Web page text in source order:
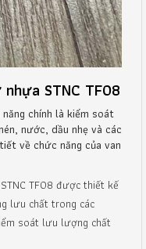
STNC TF08
chính là kiểm soát
nước, dầu nhẹ và các
về chức năng của van
TF08 được thiết kế
lưu chất trong các
soát lưu lượng chất